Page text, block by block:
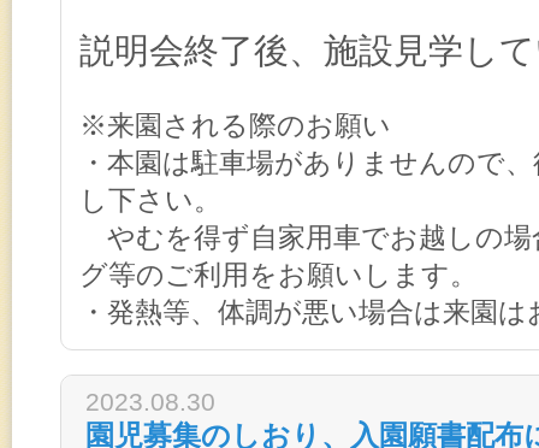
説明会終了後、施設見学し
※来園される際のお願い
・本園は駐車場がありませんので
し下さい。
やむを得ず自家用車でお越しの
グ等のご利用をお願いします。
・発熱等、体調が悪い場合は来園
2023.08.30
園児募集のしおり、入園願書配布